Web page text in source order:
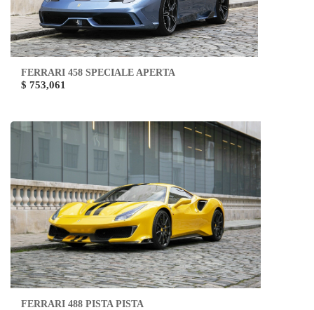
FERRARI 458 SPECIALE APERTA
$ 753,061
FERRARI 488 PISTA PISTA